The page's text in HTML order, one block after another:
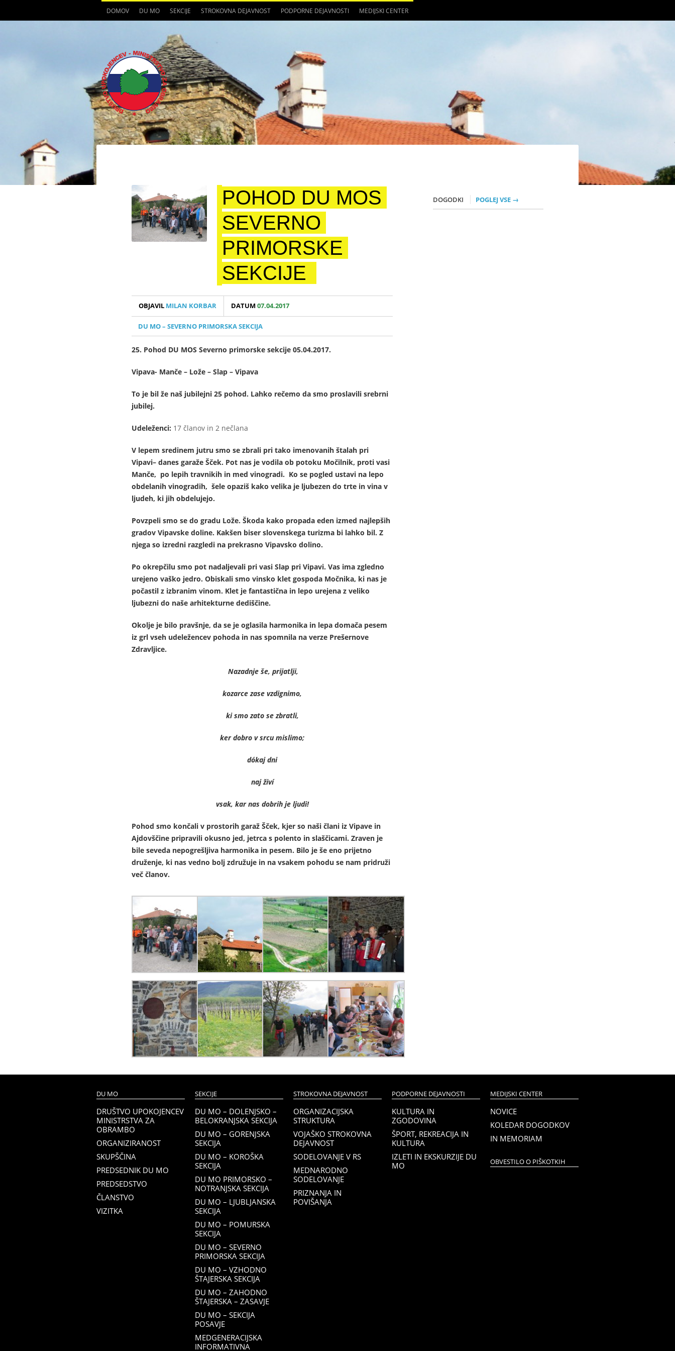
DOMOV DU MO SEKCIJE STROKOVNA DEJAVNOST PODPORNE DEJAVNOSTI MEDIJSKI CENTER
POHOD DU MOS
SEVERNO
PRIMORSKE
SEKCIJE
OBJAVIL MILAN KORBAR DATUM07.04.2017
DU MO – SEVERNO PRIMORSKA SEKCIJA
25. Pohod DU MOS Severno primorske sekcije 05.04.2017.
Vipava- Manče – Lože – Slap – Vipava
To je bil že naš jubilejni 25 pohod. Lahko rečemo da smo proslavili srebrni
jubilej.
Udeleženci: 17 članov in 2 nečlana
V lepem sredinem jutru smo se zbrali pri tako imenovanih štalah pri
Vipavi– danes garaže Šček. Pot nas je vodila ob potoku Močilnik, proti vasi
Manče, po lepih travnikih in med vinogradi. Ko se pogled ustavi na lepo
obdelanih vinogradih, šele opaziš kako velika je ljubezen do trte in vina v
ljudeh, ki jih obdelujejo.
Povzpeli smo se do gradu Lože. Škoda kako propada eden izmed najlepših
gradov Vipavske doline. Kakšen biser slovenskega turizma bi lahko bil. Z
njega so izredni razgledi na prekrasno Vipavsko dolino.
Po okrepčilu smo pot nadaljevali pri vasi Slap pri Vipavi. Vas ima zgledno
urejeno vaško jedro. Obiskali smo vinsko klet gospoda Močnika, ki nas je
počastil z izbranim vinom. Klet je fantastična in lepo urejena z veliko
ljubezni do naše arhitekturne dediščine.
Okolje je bilo pravšnje, da se je oglasila harmonika in lepa domača pesem
iz grl vseh udeležencev pohoda in nas spomnila na verze Prešernove
Zdravljice.
Nazadnje še, prijatlji,
kozarce zase vzdignimo,
ki smo zato se zbratli,
ker dobro v srcu mislimo;
dókaj dni
naj živí
vsak, kar nas dobrih je ljudi!
Pohod smo končali v prostorih garaž Šček, kjer so naši člani iz Vipave in
Ajdovščine pripravili okusno jed, jetrca s polento in slaščicami. Zraven je
bile seveda nepogrešljiva harmonika in pesem. Bilo je še eno prijetno
druženje, ki nas vedno bolj združuje in na vsakem pohodu se nam pridruži
več članov.
DOGODKI POGLEJ VSE →
DU MO
DRUŠTVO UPOKOJENCEV
MINISTRSTVA ZA
OBRAMBO
ORGANIZIRANOST
SKUPŠČINA
PREDSEDNIK DU MO
PREDSEDSTVO
ČLANSTVO
VIZITKA
SEKCIJE
DU MO – DOLENJSKO –
BELOKRANJSKA SEKCIJA
DU MO – GORENJSKA
SEKCIJA
DU MO – KOROŠKA
SEKCIJA
DU MO PRIMORSKO –
NOTRANJSKA SEKCIJA
DU MO – LJUBLJANSKA
SEKCIJA
DU MO – POMURSKA
SEKCIJA
DU MO – SEVERNO
PRIMORSKA SEKCIJA
DU MO – VZHODNO
ŠTAJERSKA SEKCIJA
DU MO – ZAHODNO
ŠTAJERSKA – ZASAVJE
DU MO – SEKCIJA
POSAVJE
MEDGENERACIJSKA
INFORMATIVNA
STROKOVNA DEJAVNOST
ORGANIZACIJSKA
STRUKTURA
VOJAŠKO STROKOVNA
DEJAVNOST
SODELOVANJE V RS
MEDNARODNO
SODELOVANJE
PRIZNANJA IN
POVIŠANJA
PODPORNE DEJAVNOSTI
KULTURA IN
ZGODOVINA
ŠPORT, REKREACIJA IN
KULTURA
IZLETI IN EKSKURZIJE DU
MO
MEDIJSKI CENTER
NOVICE
KOLEDAR DOGODKOV
IN MEMORIAM
OBVESTILO O PIŠKOTKIH